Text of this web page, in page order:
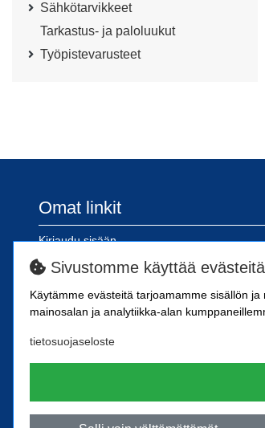
Sähkötarvikkeet
Tarkastus- ja paloluukut
Työpistevarusteet
Omat linkit
Kirjaudu sisään
Sivustomme käyttää evästeitä
Käytämme evästeitä tarjoamamme sisällön
mainosalan ja analytiikka-alan
tietosuojaseloste